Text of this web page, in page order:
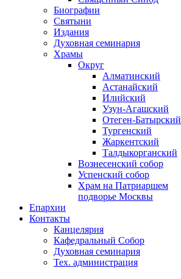
Биографии
Святыни
Издания
Духовная семинария
Храмы
Округ
Алматинский
Астанайский
Илийский
Узун-Агашский
Отеген-Батырский
Тургенский
Жаркентский
Талдыкорганский
Вознесенский собор
Успенский собор
Храм на Патриаршем
подворье Москвы
Епархии
Контакты
Канцелярия
Кафедральный Собор
Духовная семинария
Тех. администрация